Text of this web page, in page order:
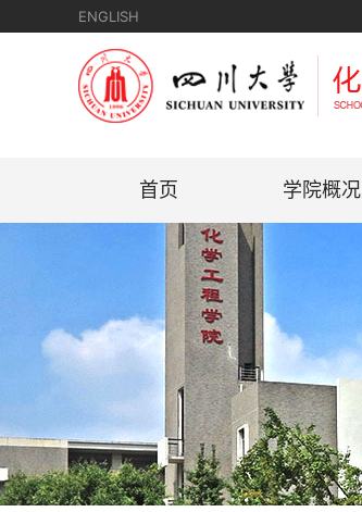
ENGLISH
首页 学院概况